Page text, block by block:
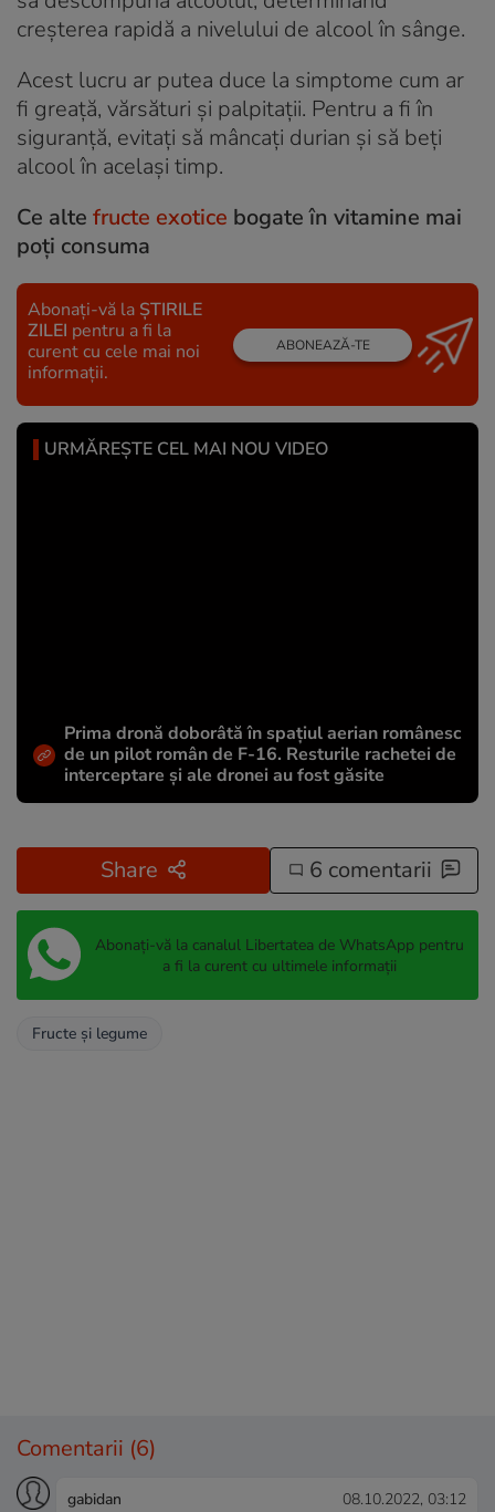
creșterea rapidă a nivelului de alcool în sânge.
Acest lucru ar putea duce la simptome cum ar
fi greață, vărsături și palpitații. Pentru a fi în
siguranță, evitați să mâncați durian și să beți
alcool în același timp.
Ce alte fructe exotice bogate în vitamine mai
poți consuma
Abonați-vă la ȘTIRILE
ZILEI pentru a fi la
curent cu cele mai noi
informații.
ABONEAZĂ-TE
URMĂREȘTE CEL MAI NOU VIDEO
Prima dronă doborâtă în spațiul aerian românesc
de un pilot român de F-16. Resturile rachetei de
interceptare și ale dronei au fost găsite
Share 6 comentarii
Abonați-vă la canalul Libertatea de WhatsApp pentru
a fi la curent cu ultimele informații
Fructe și legume
Comentarii (6)
gabidan 08.10.2022, 03:12